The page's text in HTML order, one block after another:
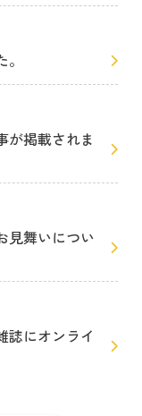
が掲載されま
見舞いについ
誌にオンライ